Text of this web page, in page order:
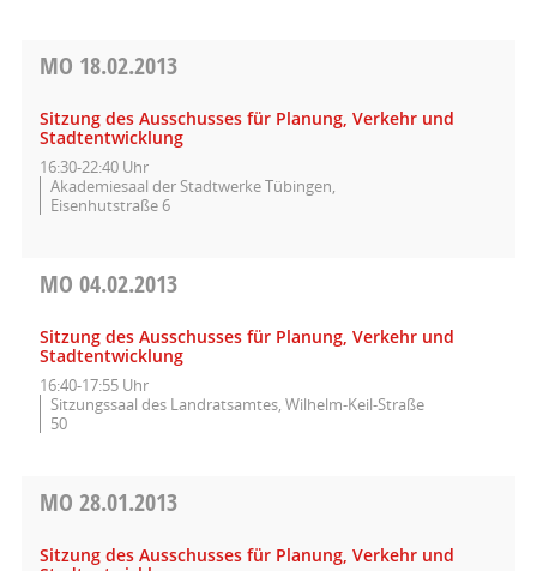
MO 18.02.2013
Sitzung des Ausschusses für Planung, Verkehr und
Stadtentwicklung
16:30-22:40 Uhr
Akademiesaal der Stadtwerke Tübingen,
Eisenhutstraße 6
MO 04.02.2013
Sitzung des Ausschusses für Planung, Verkehr und
Stadtentwicklung
16:40-17:55 Uhr
Sitzungssaal des Landratsamtes, Wilhelm-Keil-Straße
50
MO 28.01.2013
Sitzung des Ausschusses für Planung, Verkehr und